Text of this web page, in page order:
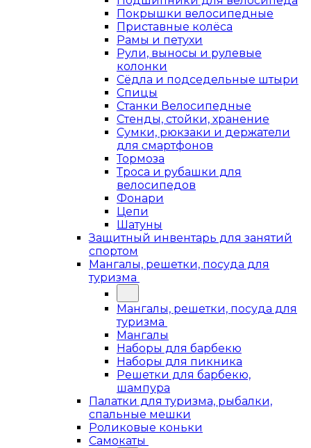
Покрышки велосипедные
Приставные колёса
Рамы и петухи
Рули, выносы и рулевые
колонки
Сёдла и подседельные штыри
Спицы
Станки Велосипедные
Стенды, стойки, хранение
Сумки, рюкзаки и держатели
для смартфонов
Тормоза
Троса и рубашки для
велосипедов
Фонари
Цепи
Шатуны
Защитный инвентарь для занятий
спортом
Мангалы, решетки, посуда для
туризма
Мангалы, решетки, посуда для
туризма
Мангалы
Наборы для барбекю
Наборы для пикника
Решетки для барбекю,
шампура
Палатки для туризма, рыбалки,
спальные мешки
Роликовые коньки
Самокаты